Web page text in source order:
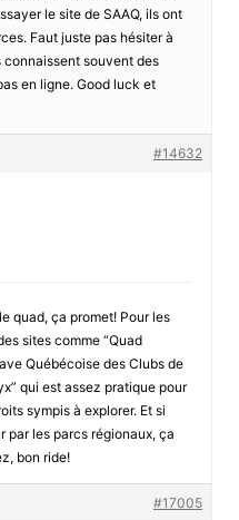
le site de SAAQ, ils ont
Faut juste pas hésiter à
connaissent souvent des
en ligne. Good luck et
#14632
quad, ça promet! Pour les
sites comme “Quad
Québécoise des Clubs de
qui est assez pratique pour
sympis à explorer. Et si
par les parcs régionaux, ça
bon ride!
#17005